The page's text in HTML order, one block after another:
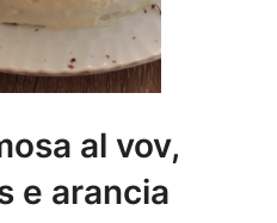
al vov,
e arancia